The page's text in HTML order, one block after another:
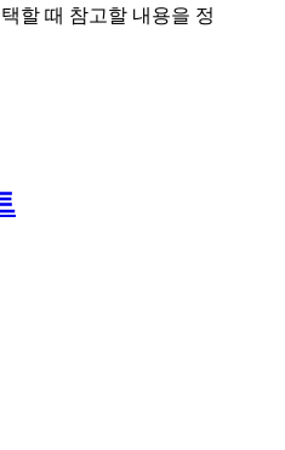
할 때 참고할 내용을 정